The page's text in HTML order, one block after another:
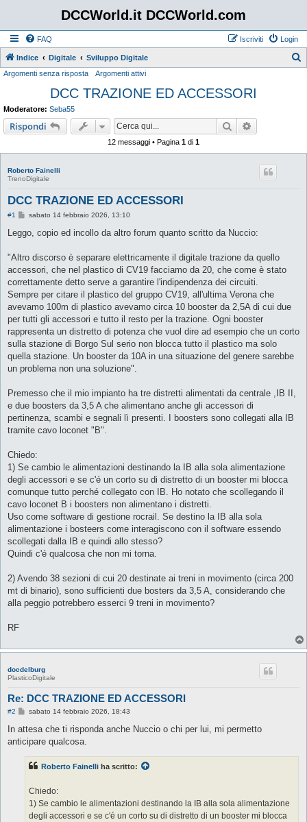
DCCWorld.it DCCWorld.com
FAQ Login
Iscriviti
Indice Digitale Sviluppo Digitale
Argomenti senza risposta Argomenti attivi
DCC TRAZIONE ED ACCESSORI
Moderatore: Seba55
Rispondi Cerca
12 messaggi • Pagina 1 di 1
Roberto Fainelli
TrenoDigitale
DCC TRAZIONE ED ACCESSORI
#1
M
s
s
g
i
o
sabato 14 febbraio 2026, 13:10
Leggo, copio ed incollo da altro forum quanto scritto da Nuccio:
"Altro discorso è separare elettricamente il digitale trazione da quello
accessori, che nel plastico di CV19 facciamo da 20, che come è stato
correttamente detto serve a garantire l'indipendenza dei circuiti.
Sempre per citare il plastico del gruppo CV19, all'ultima Verona che
avevamo 100m di plastico avevamo circa 10 booster da 2,5A di cui due
per tutti gli accessori e tutto il resto per la trazione. Ogni booster
rappresenta un distretto di potenza che vuol dire ad esempio che un corto
sulla stazione di Borgo Sul serio non blocca tutto il plastico ma solo
quella stazione. Un booster da 10A in una situazione del genere sarebbe
un problema non una soluzione".
Premesso che il mio impianto ha tre distretti alimentati da centrale ,IB II,
e due boosters da 3,5 A che alimentano anche gli accessori di
pertinenza, scambi e segnali lì presenti. I boosters sono collegati alla IB
tramite cavo loconet "B".
Chiedo:
1) Se cambio le alimentazioni destinando la IB alla sola alimentazione
degli accessori e se c'é un corto su di distretto di un booster mi blocca
comunque tutto perché collegato con IB. Ho notato che scollegando il
cavo loconet B i boosters non alimentano i distretti.
Uso come software di gestione rocrail. Se destino la IB alla sola
alimentazione i bosteers come interagiscono con il software essendo
scollegati dalla IB e quindi allo stesso?
Quindi c'é qualcosa che non mi torna.
2) Avendo 38 sezioni di cui 20 destinate ai treni in movimento (circa 200
mt di binario), sono sufficienti due bosters da 3,5 A, considerando che
alla peggio potrebbero esserci 9 treni in movimento?
RF
docdelburg
PlasticoDigitale
Re: DCC TRAZIONE ED ACCESSORI
#2
M
s
a
sabato 14 febbraio 2026, 18:43
In attesa che ti risponda anche Nuccio o chi per lui, mi permetto
anticipare qualcosa.
Roberto Fainelli ha scritto:
Chiedo:
1) Se cambio le alimentazioni destinando la IB alla sola alimentazione
degli accessori e se c'é un corto su di distretto di un booster mi blocca